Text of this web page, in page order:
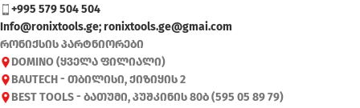
+995 579 504 504
Info@ronixtools.ge; ronixtools.ge@gmai.com
რონიქსის პარტნიორები
DOMINO (ყველა ფილიალი)
BAUTECH - თბილისი, ქიზიყის 2
BEST TOOLS - ბათუმი, პუშკინის 80ბ (595 05 89 79)